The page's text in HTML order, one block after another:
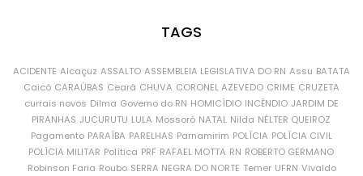
TAGS
ACIDENTE Alcaçuz ASSALTO ASSEMBLEIA LEGISLATIVA DO RN Assu BATATA
Caicó CARAÚBAS Ceará CHUVA CORONEL AZEVEDO CRIME CRUZETA
currais novos Dilma Governo do RN HOMICÍDIO INCÊNDIO JARDIM DE
PIRANHAS JUCURUTU LULA Mossoró NATAL Nilda NÉLTER QUEIROZ
Pagamento PARAÍBA PARELHAS Parnamirim POLÍCIA POLÍCIA CIVIL
POLÍCIA MILITAR Política PRF RAFAEL MOTTA RN ROBERTO GERMANO
Robinson Faria Roubo SERRA NEGRA DO NORTE Temer UFRN Vivaldo